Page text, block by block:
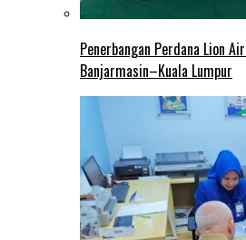
Penerbangan Perdana Lion
Banjarmasin–Kuala Lumpur